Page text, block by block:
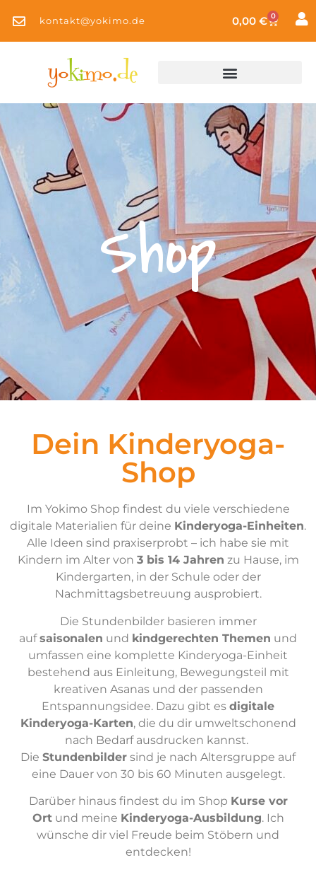
kontakt@yokimo.de 0,00 € 0
Shop
Dein Kinderyoga-
Shop
Im Yokimo Shop findest du viele verschiedene
digitale Materialien für deine Kinderyoga-Einheiten.
Alle Ideen sind praxiserprobt – ich habe sie mit
Kindern im Alter von 3 bis 14 Jahren zu Hause, im
Kindergarten, in der Schule oder der
Nachmittagsbetreuung ausprobiert.
Die Stundenbilder basieren immer
aufsaisonalen und kindgerechten Themen und
umfassen eine komplette Kinderyoga-Einheit
bestehend aus Einleitung, Bewegungsteil mit
kreativen Asanas und der passenden
Entspannungsidee. Dazu gibt es digitale
Kinderyoga-Karten, die du dir umweltschonend
nach Bedarf ausdrucken kannst.
Die Stundenbilder sind je nach Altersgruppe auf
eine Dauer von 30 bis 60 Minuten ausgelegt.
Darüber hinaus findest du im Shop Kurse vor
Ortund meine Kinderyoga-Ausbildung. Ich
wünsche dir viel Freude beim Stöbern und
entdecken!